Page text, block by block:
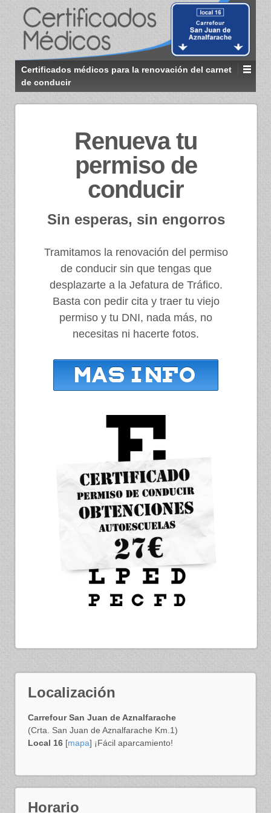
Certificados médicos para la renovación del carnet
de conducir
Renueva tu
permiso de
conducir
Sin esperas, sin engorros
Tramitamos la renovación del permiso
de conducir sin que tengas que
desplazarte a la Jefatura de Tráfico.
Basta con pedir cita y traer tu viejo
permiso y tu DNI, nada más, no
necesitas ni hacerte fotos.
mas info
Localización
Carrefour San Juan de Aznalfarache
(Crta. San Juan de Aznalfarache Km.1)
Local 16 [mapa] ¡Fácil aparcamiento!
Horario